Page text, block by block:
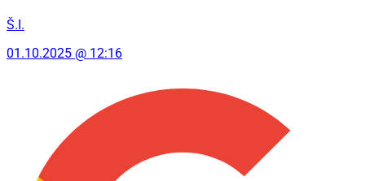
Š.I.
01.10.2025 @ 12:16